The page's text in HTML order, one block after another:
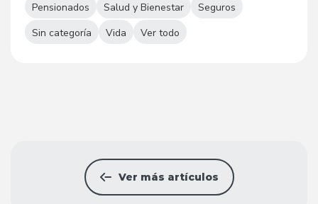
Pensionados
Salud y Bienestar
Seguros
Sin categoría
Vida Ver todo
Ver más artículos